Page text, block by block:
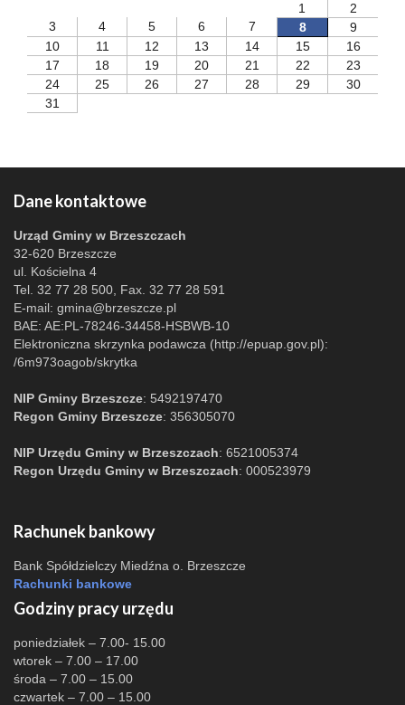
1
2
3
4 5 6 7 8
9
10
11 12 13 14 15
16
17
18 19 20 21 22
23
24
25 26 27 28 29
30
31
Dane kontaktowe
Urząd Gminy w Brzeszczach
32-620 Brzeszcze
ul. Kościelna 4
Tel. 32 77 28 500, Fax. 32 77 28 591
E-mail: gmina@brzeszcze.pl
BAE: AE:PL-78246-34458-HSBWB-10
Elektroniczna skrzynka podawcza (http://epuap.gov.pl):
/6m973oagob/skrytka
NIP Gminy Brzeszcze: 5492197470
Regon Gminy Brzeszcze: 356305070
NIP Urzędu Gminy w Brzeszczach: 6521005374
Regon Urzędu Gminy w Brzeszczach: 000523979
Rachunek bankowy
Bank Spółdzielczy Miedźna o. Brzeszcze
Rachunki bankowe
Godziny pracy urzędu
poniedziałek – 7.00- 15.00
wtorek – 7.00 – 17.00
środa – 7.00 – 15.00
czwartek – 7.00 – 15.00